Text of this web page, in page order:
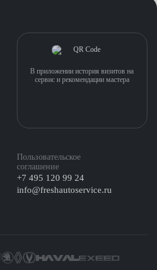
Пользовательское
соглашение
+7 495 120 99 24
info@freshautoservice.ru
В приложении история визитов на
сервис и рекомендации мастера